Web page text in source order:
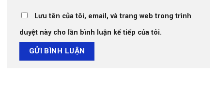
Lưu tên của tôi, email, và trang web trong trình
duyệt này cho lần bình luận kế tiếp của tôi.